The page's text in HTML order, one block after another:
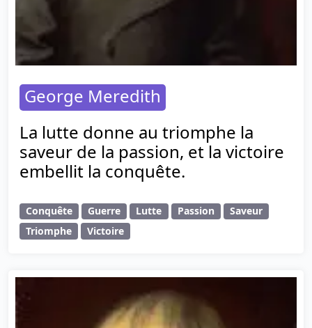
George Meredith
La lutte donne au triomphe la
saveur de la passion, et la victoire
embellit la conquête.
Conquête Guerre Lutte Passion
Saveur
Triomphe
Victoire